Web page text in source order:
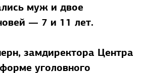
муж и двое
— 7 и 11 лет.
замдиректора Центра
уголовного